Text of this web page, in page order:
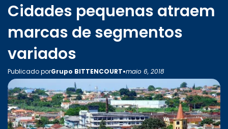
SOBRE NÓS
INSIGHTS
Cidades pequenas atraem
marcas de segmentos
variados
Publicado porGrupo BITTENCOURT•maio 6, 2018